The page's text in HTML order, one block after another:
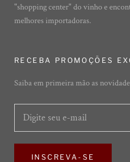
"shopping center" do vinho e
melhores importadoras.
RECEBA PROMOÇÕES
Saiba em primeira mão as
INSCREVA-SE